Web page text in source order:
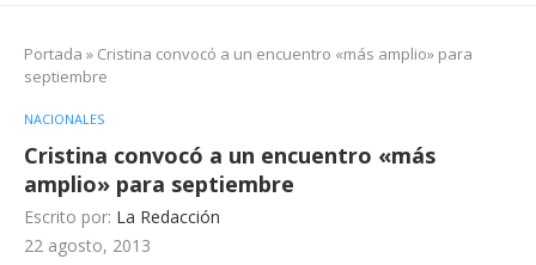
Portada » Cristina convocó a un encuentro «más amplio» para
septiembre
NACIONALES
Cristina convocó a un encuentro «más
amplio» para septiembre
Escrito por: La Redacción
22 agosto, 2013